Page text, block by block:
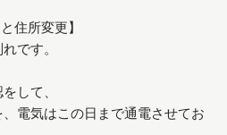
住所変更】
です。
して、
電気はこの日まで通電させてお